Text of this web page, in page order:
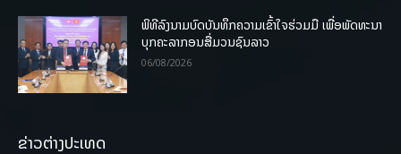
ພິທີລົງນາມບົດບັນທຶກຄວາມເຂົ້າໃຈຮ່ວມມື ເພື່ອພັດທະນາ
ບຸກຄະລາກອນສື່ມວນຊົນລາວ
06/08/2026
ຂ່າວຕ່າງປະເທດ